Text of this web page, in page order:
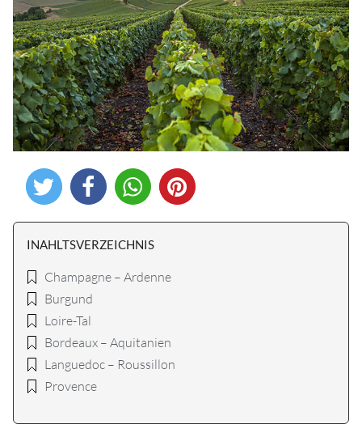
INAHLTSVERZEICHNIS
Champagne – Ardenne
Burgund
Loire-Tal
Bordeaux – Aquitanien
Languedoc – Roussillon
Provence